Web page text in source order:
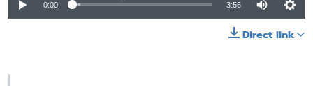
0:00 3:56
Direct link